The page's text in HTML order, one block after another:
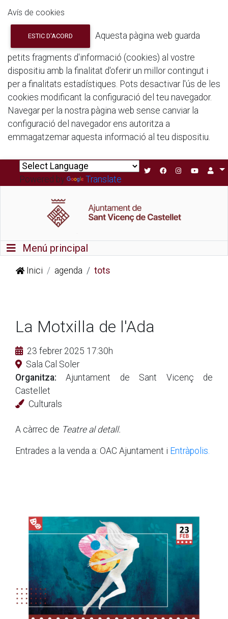
Avís de cookies
ESTIC D'ACORD Aquesta pàgina web guarda
petits fragments d'informació (cookies) al vostre
dispositiu amb la finalitat d'oferir un millor contingut i
per a finalitats estadístiques. Pots desactivar l'ús de les
cookies modificant la configuració del teu navegador.
Navegar per la nostra pàgina web sense canviar la
configuració del navegador ens autoritza a
emmagatzemar aquesta informació al teu dispositiu.
Powered by Translate
Commutador de navegació
Menú principal
Inici agenda tots
La Motxilla de l'Ada
23 febrer 2025 17:30h
Sala Cal Soler
Organitza:
Ajuntament de Sant Vicenç de
Castellet
Culturals
A càrrec de Teatre al detall.
Entrades a la venda a: OAC Ajuntament i Entràpolis.